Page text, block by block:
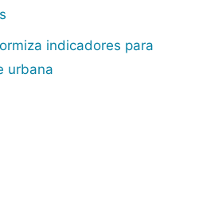
indicadores para
urbana